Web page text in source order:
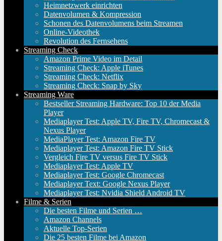
Heimnetzwerk einrichten
Datenvolumen & Kompression
Schonen des Datenvolumens beim Streamen
Online-Videothek
Revolution des Fernsehens
Streaming Check
Amazon Prime Video im Detail
Streaming Check: Apple iTunes
Streaming Check: Netflix
Streaming Check: Snap by Sky
Streaming Ware
Bestseller Streaming Hardware: Top 10 der Media
Player
Mediaplayer Test: Apple TV, Fire TV, Chromecast &
Nexus Player
MediaPlayer Test: Amazon Fire TV
Mediaplayer Test: Amazon Fire TV Stick
Vergleich Fire TV versus Fire TV Stick
Mediaplayer Test: Apple TV
Mediaplayer Test: Google Chromecast
Mediaplayer Text: Google Nexus Player
Mediaplayer Test: Nvidia Shield Android TV
Filme & Serien
Die besten Filme und Serien …
Amazon Channels
Aktuelle Top-Serien
Die 25 besten Filme bei Amazon